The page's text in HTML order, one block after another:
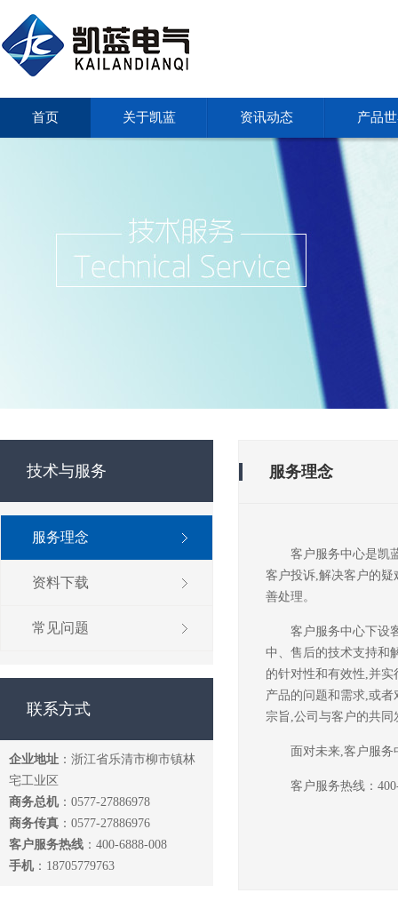
首页 关于凯蓝 资讯动态 产品
技术与服务
服务理念
资料下载
常见问题
联系方式
企业地址 ：浙江省乐清市柳市镇林
宅工业区
商务总机 ：0577-27886978
商务传真 ：0577-27886976
客户服务热线 ：400-6888-008
手机 ：18705779763
服务理念
客户服务中心是凯
客户投诉,解决客户的
善处理。
客户服务中心下设
中、售后的技术支持和
的针对性和有效性,并
产品的问题和需求,或
宗旨,公司与客户的共
面对未来,客户服
客户服务热线：